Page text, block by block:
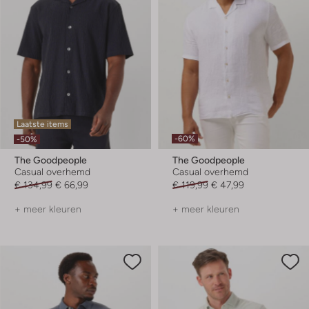
Laatste items
-50%
The Goodpeople
Casual overhemd
€ 134,99 € 66,99
+ meer kleuren
-60%
The Goodpeople
Casual overhemd
€ 119,99 € 47,99
+ meer kleuren